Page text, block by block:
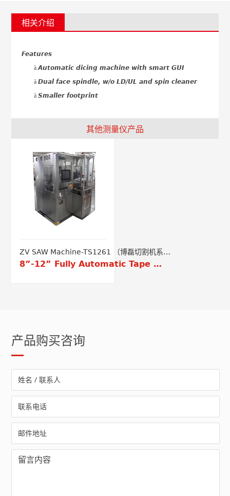
相关介绍
Features
à Automatic dicing machine with smart GUI
à Dual face spindle, w/o LD/UL and spin cleaner
à Smaller footprint
其他测量仪产品
ZV SAW Machine-TS1261 （博磊切割机系
列-TS1261）
8”-12” Fully Automatic Tape Saw
产品购买咨询